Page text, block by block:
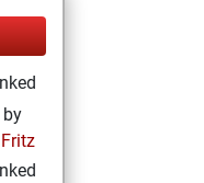
Fritz